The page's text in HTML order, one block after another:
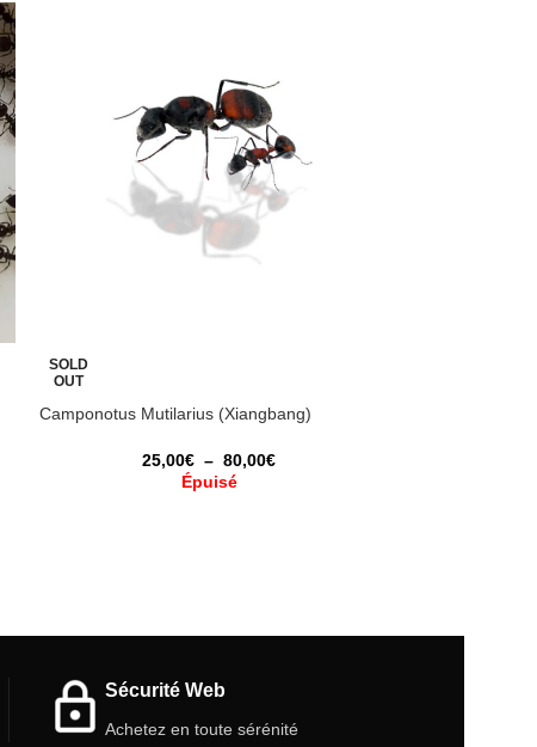
SOLD
OUT
Camponotus Mutilarius (Xiangbang)
25,00€ – 80,00€
Épuisé
Sécurité Web
Achetez en toute sérénité